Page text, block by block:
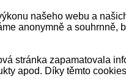
našeho webu a
anonymně a
stránka zapamatovala
apod. Díky těmto